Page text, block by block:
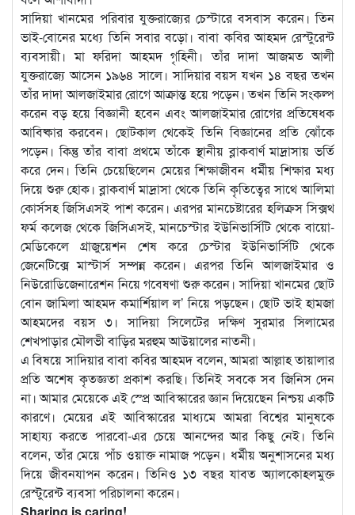
সাদিয়া খানমের পরিবার যুক্তরাজ্যের চেস্টারে বসবাস করেন। তিন
ভাই-বোনের মধ্যে তিনি সবার বড়ো। বাবা কবির আহমদ রেস্টুরেন্ট
ব্যবসায়ী। মা ফরিদা আহমদ গৃহিনী। তাঁর দাদা আজমত আলী
যুক্তরাজ্যে আসেন ১৯৬৪ সালে। সাদিয়ার বয়স যখন ১৪ বছর তখন
তাঁর দাদা আলজাইমার রোগে আক্রান্ত হয়ে পড়েন। তখন তিনি সংকল্প
করেন বড় হয়ে বিজ্ঞানী হবেন এবং আলজাইমার রোগের প্রতিষেধক
আবিষ্কার করবেন। ছোটকাল থেকেই তিনি বিজ্ঞানের প্রতি ঝোঁকে
পড়েন। কিন্তু তাঁর বাবা প্রথমে তাঁকে স্থানীয় ব্লাকবার্ণ মাদ্রাসায় ভর্তি
করে দেন। তিনি চেয়েছিলেন মেয়ের শিক্ষাজীবন ধর্মীয় শিক্ষার মধ্য
দিয়ে শুরু হোক। ব্লাকবার্ণ মাদ্রাসা থেকে তিনি কৃতিত্বের সাথে আলিমা
কোর্সসহ জিসিএসই পাশ করেন। এরপর মানচেষ্টারের হলিক্রস সিক্সথ
ফর্ম কলেজ থেকে জিসিএসই, মানচেস্টার ইউনিভার্সিটি থেকে বায়ো-
মেডিকেলে গ্রাজুয়েশন শেষ করে চেস্টার ইউনিভার্সিটি থেকে
জেনেটিক্সে মাস্টার্স সম্পন্ন করেন। এরপর তিনি আলজাইমার ও
নিউরোডিজেনারেশন নিয়ে গবেষণা শুরু করেন। সাদিয়া খানমের ছোট
বোন জামিলা আহমদ কমার্শিয়াল ল’ নিয়ে পড়ছেন। ছোট ভাই হামজা
আহমদের বয়স ৩। সাদিয়া সিলেটের দক্ষিণ সুরমার সিলামের
শেখপাড়ার মৌলভী বাড়ির মরহুম আউয়ালের নাতনী।
এ বিষয়ে সাদিয়ার বাবা কবির আহমদ বলেন, আমরা আল্লাহ তায়ালার
প্রতি অশেষ কৃতজ্ঞতা প্রকাশ করছি। তিনিই সবকে সব জিনিস দেন
না। আমার মেয়েকে এই স্প্রে আবিস্কারের জ্ঞান দিয়েছেন নিশ্চয় একটি
কারণে। মেয়ের এই আবিস্কারের মাধ্যমে আমরা বিশ্বের মানুষকে
সাহায্য করতে পারবো-এর চেয়ে আনন্দের আর কিছু নেই। তিনি
বলেন, তাঁর মেয়ে পাঁচ ওয়াক্ত নামাজ পড়েন। ধর্মীয় অনুশাসনের মধ্য
দিয়ে জীবনযাপন করেন। তিনিও ১৩ বছর যাবত অ্যালকোহলমুক্ত
রেস্টুরেন্ট ব্যবসা পরিচালনা করেন।